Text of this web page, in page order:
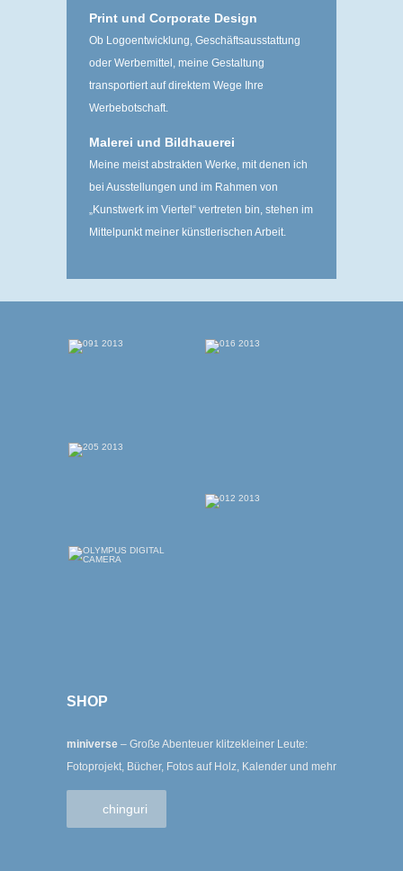
Print und Corporate Design
Ob Logoentwicklung, Geschäftsausstattung
oder Werbemittel, meine Gestaltung
transportiert auf direktem Wege Ihre
Werbebotschaft.
Malerei und Bildhauerei
Meine meist abstrakten Werke, mit denen ich
bei Ausstellungen und im Rahmen von
„Kunstwerk im Viertel“ ­vertreten bin, stehen im
Mittelpunkt meiner ­künstlerischen Arbeit.
SHOP
miniverse – Große Abenteuer klitzekleiner Leute:
Fotoprojekt, Bücher, Fotos auf Holz, Kalender und mehr
chinguri